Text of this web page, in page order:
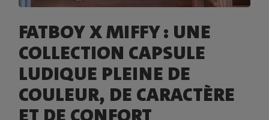
FATBOY X MIFFY : UNE
COLLECTION CAPSULE
LUDIQUE PLEINE DE
COULEUR, DE CARACTÈRE